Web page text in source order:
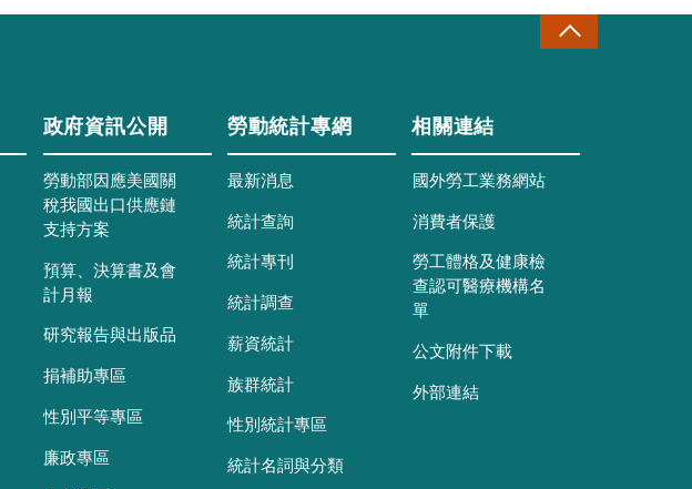
政府資訊公開
勞動部因應美國關
稅我國出口供應鏈
支持方案
預算、決算書及會
計月報
研究報告與出版品
捐補助專區
性別平等專區
廉政專區
勞動統計專網
最新消息
統計查詢
統計專刊
統計調查
薪資統計
族群統計
性別統計專區
統計名詞與分類
相關連結
國外勞工業務網站
消費者保護
勞工體格及健康檢
查認可醫療機構名
單
公文附件下載
外部連結